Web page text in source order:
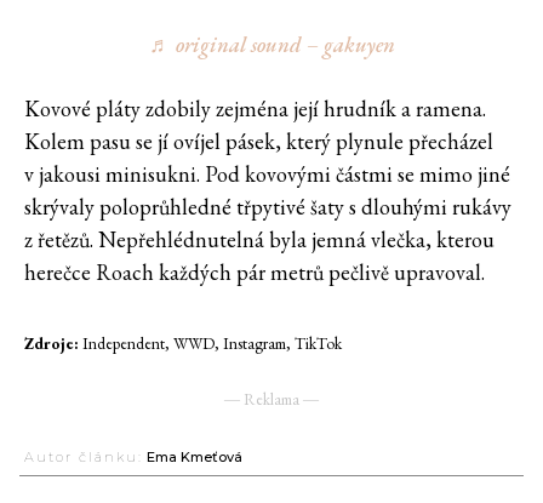
♬ original sound – gakuyen
Kovové pláty zdobily zejména její hrudník a ramena.
Kolem pasu se jí ovíjel pásek, který plynule přecházel
v jakousi minisukni. Pod kovovými částmi se mimo jiné
skrývaly poloprůhledné třpytivé šaty s dlouhými rukávy
z řetězů. Nepřehlédnutelná byla jemná vlečka, kterou
herečce Roach každých pár metrů pečlivě upravoval.
Zdroje: Independent, WWD, Instagram, TikTok
― Reklama ―
Autor článku: Ema Kmeťová